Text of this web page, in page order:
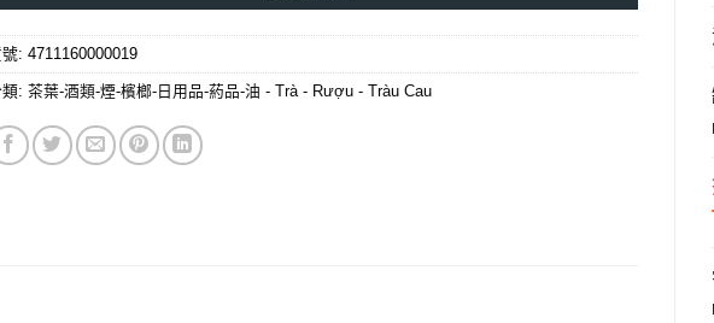
號:4711160000019
類:茶葉-酒類-煙-檳榔-日用品-葯品-油 - Trà - Rượu - Tràu Cau